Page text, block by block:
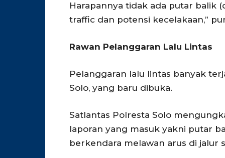
Harapannya tidak ada putar balik
traffic dan potensi kecelakaan,”
Rawan Pelanggaran Lalu Lintas
Pelanggaran lalu lintas banyak
Solo, yang baru dibuka.
Satlantas Polresta Solo
laporan yang masuk yakni putar
berkendara melawan arus di jalur